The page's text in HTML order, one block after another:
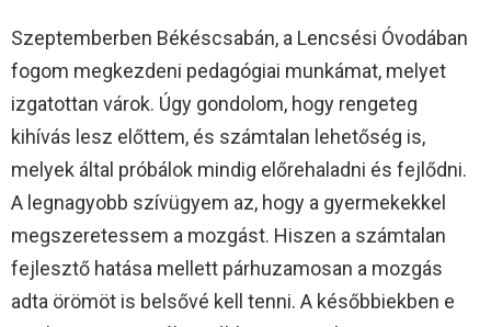
Szeptemberben Békéscsabán, a Lencsési Óvodában
fogom megkezdeni pedagógiai munkámat, melyet
izgatottan várok. Úgy gondolom, hogy rengeteg
kihívás lesz előttem, és számtalan lehetőség is,
melyek által próbálok mindig előrehaladni és fejlődni.
A legnagyobb szívügyem az, hogy a gyermekekkel
megszeretessem a mozgást. Hiszen a számtalan
fejlesztő hatása mellett párhuzamosan a mozgás
adta örömöt is belsővé kell tenni. A későbbiekben e